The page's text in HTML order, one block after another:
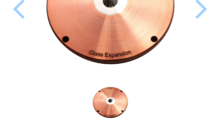
PERKINELMER
SHIMADZU
TELEDYNE LEEMAN
HORIBA (JOBIN YVONE)